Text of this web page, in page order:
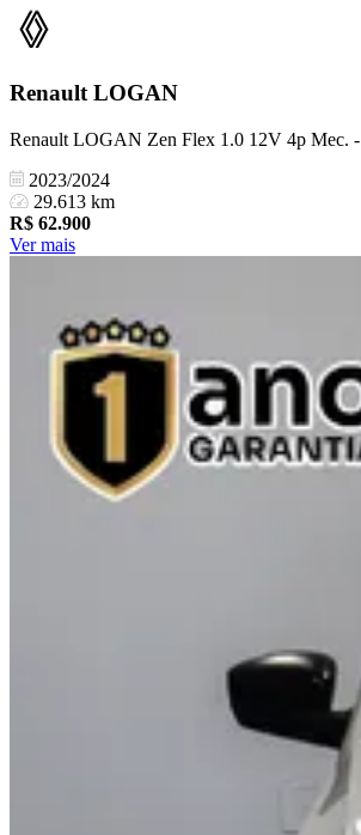
Renault LOGAN
Renault LOGAN Zen Flex 1.0 12V 4p Mec.
2023/2024
29.613 km
R$ 62.900
Ver mais